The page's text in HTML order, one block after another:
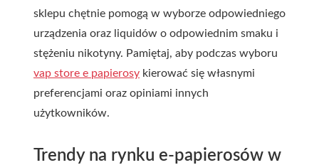
sklepu chętnie pomogą w wyborze odpowiedniego
urządzenia oraz liquidów o odpowiednim smaku i
stężeniu nikotyny. Pamiętaj, aby podczas wyboru
vap store e papierosy kierować się własnymi
preferencjami oraz opiniami innych
użytkowników.
Trendy na rynku e-papierosów w